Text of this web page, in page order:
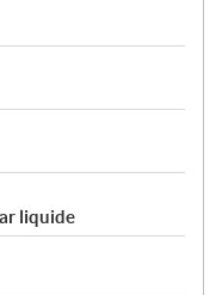
liquide